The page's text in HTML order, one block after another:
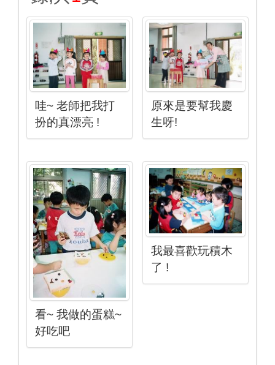
哇~ 老師把我打
扮的真漂亮 !
原來是要幫我慶
生呀!
看~ 我做的蛋糕~
好吃吧
我最喜歡玩積木
了 !